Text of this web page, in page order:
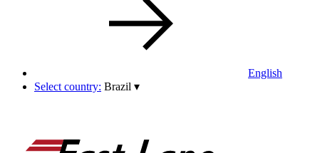
English
Select country: Brazil ▾